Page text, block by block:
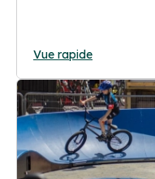
Vue rapide